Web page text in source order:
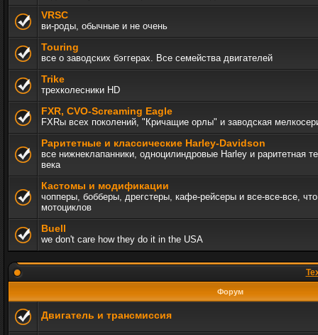
VRSC
ви-роды, обычные и не очень
Touring
все о заводских бэггерах. Все семейства двигателей
Trike
трехколесники HD
FXR, СVO-Screaming Eagle
FXRы всех поколений, "Кричащие орлы" и заводская
Раритетные и классические Harley-Davidson
все нижнеклапанники, одноцилиндровые Harley и раритетная
века
Кастомы и модификации
чопперы, бобберы, дрегстеры, кафе-рейсеры и все-все-все,
мотоциклов
Buell
we don't care how they do it in the USA
Форум
Двигатель и трансмиссия